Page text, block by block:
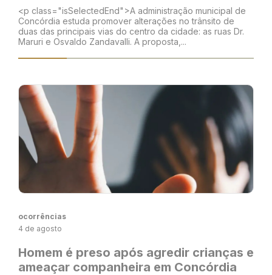
<p class="isSelectedEnd">A administração municipal de
Concórdia estuda promover alterações no trânsito de
duas das principais vias do centro da cidade: as ruas Dr.
Maruri e Osvaldo Zandavalli. A proposta,...
ocorrências
4 de agosto
Homem é preso após agredir crianças e
ameaçar companheira em Concórdia